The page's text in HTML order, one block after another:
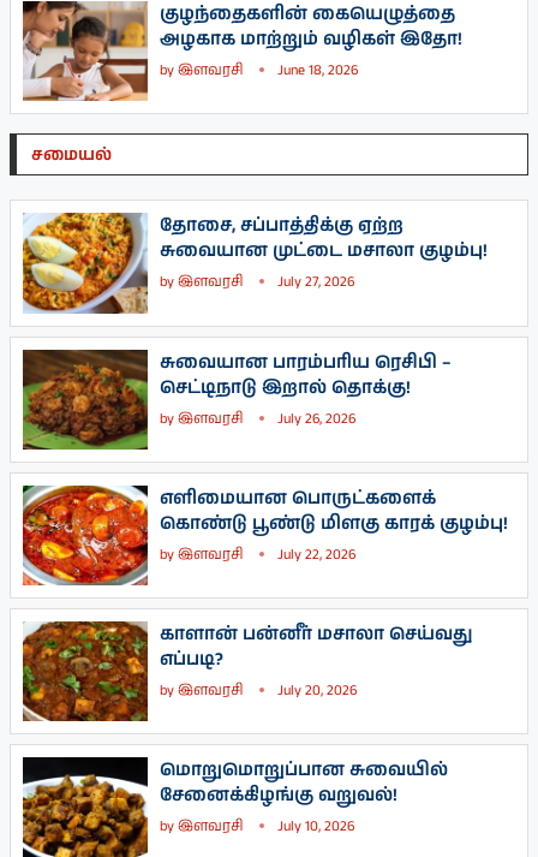
குழந்தைகளின் கையெழுத்தை
அழகாக மாற்றும் வழிகள் இதோ!
byஇளவரசி June 18, 2026
சமையல்
தோசை, சப்பாத்திக்கு ஏற்ற
சுவையான முட்டை மசாலா குழம்பு!
byஇளவரசி July 27, 2026
சுவையான பாரம்பரிய ரெசிபி –
செட்டிநாடு இறால் தொக்கு!
byஇளவரசி July 26, 2026
எளிமையான பொருட்களைக்
கொண்டு பூண்டு மிளகு காரக் குழம்பு!
byஇளவரசி July 22, 2026
காளான் பன்னீர் மசாலா செய்வது
எப்படி?
byஇளவரசி July 20, 2026
மொறுமொறுப்பான சுவையில்
சேனைக்கிழங்கு வறுவல்!
byஇளவரசி July 10, 2026